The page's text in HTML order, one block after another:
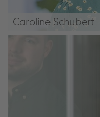
Caroline Schubert